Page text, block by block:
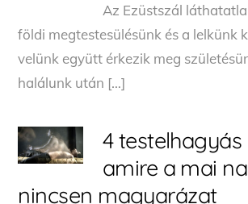
Az Ezüstszál
földi megtestesülésünk és a lelkünk
velünk együtt érkezik meg
halálunk után […]
4
amire a mai
nincsen magyarázat